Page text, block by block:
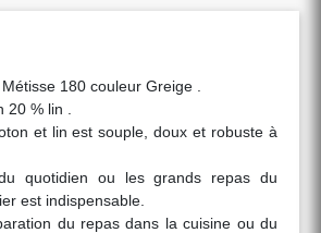
180 couleur Greige .
% lin .
et lin est souple, doux et robuste à
quotidien ou les grands repas du
est indispensable.
du repas dans la cuisine ou du